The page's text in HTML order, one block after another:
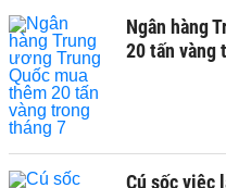
Ngân hàng
20 tấn vàng
Cú sốc việc